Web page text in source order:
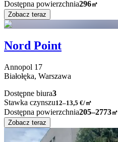
Dostępna powierzchnia296㎡
Zobacz teraz
Nord Point
Annopol 17
Białołęka, Warszawa
Dostępne biura3
Stawka czynszu12–13,5 €/㎡
Dostępna powierzchnia205–2773㎡
Zobacz teraz